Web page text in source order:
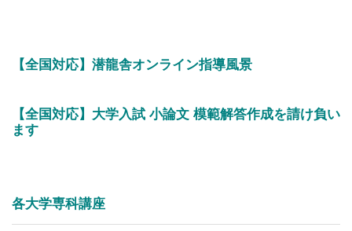
【全国対応】潜龍舎オンライン指導風景
【全国対応】大学入試 小論文 模範解答作成を請け負い
ます
各大学専科講座